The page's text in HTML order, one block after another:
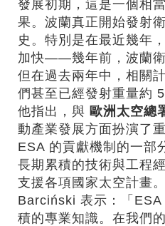
發展初期，這是一個相
果。波蘭真正開始發射
史。特別是在最近幾年
加快——幾年前，波蘭衛
但在過去兩年中，相關
們甚至已經發射重量約
他指出，與 歐洲太空總
動產業發展方面扮演了
ESA 的貢獻機制的一部
長期累積的技術與工程
支援各項國家太空計畫。
Barciński 表示：「
積的專業知識。在我們